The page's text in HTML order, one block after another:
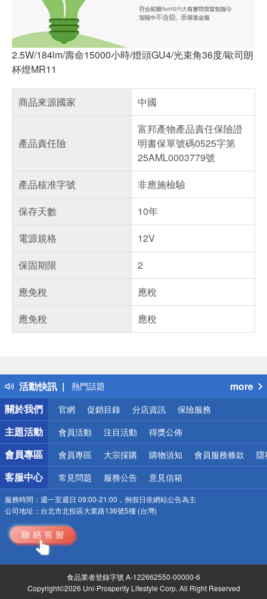
2.5W/184lm/壽命15000小時/燈頭GU4/光束角36度/歐司朗
杯燈MR11
商品來源國家 中國
產品責任險
富邦產物產品責任保險證
明書保單號碼0525字第
25AML0003779號
產品核准字號
非應施檢驗
保存天數
10年
電源規格
12V
保固期限
2
應免稅
應稅
應免稅
應稅
活動快訊
得獎公告
熱門話題
銀行優惠
偏遠地區配送
詐騙網頁！請小心！
more
關於我們
官網 促銷目錄 分店資訊 保險服務
主題活動 會員活動 注目活動 得獎公佈
會員專區 會員專區 大宗採購 購物須知 會員服務條款 隱
客服中心 常見問題 服務公告 意見信箱
服務時間： 週一至週日 09:00-21:00，例假日依網站公告為主
公司地址： 台北市北投區大業路136號5樓 (台灣)
食品業者登錄字號 A-122662550-00000-6
Copyright©2026 Uni-Prosperity Lifestyle Corp. All Right Reserved